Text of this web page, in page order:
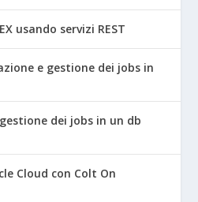
usando servizi REST
e gestione dei jobs in
dei jobs in un db
Cloud con Colt On